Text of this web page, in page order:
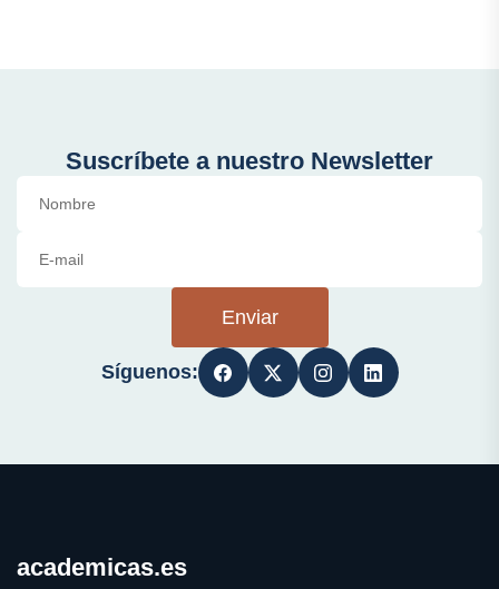
Suscríbete a nuestro Newsletter
Enviar
Síguenos:
academicas.es